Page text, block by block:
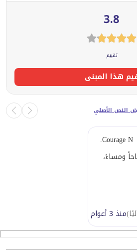
3.8
تقييم
هذا المبنى
النص الأصلي
Courage N.
ومساءً، مما يجعله نظيفاً جداً، أحب
)منذ 3 أعوام